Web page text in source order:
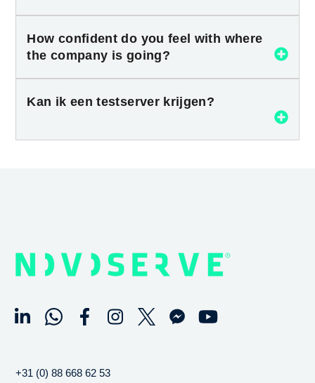
How confident do you feel with where
the company is going?
Kan ik een testserver krijgen?
+31 (0) 88 668 62 53